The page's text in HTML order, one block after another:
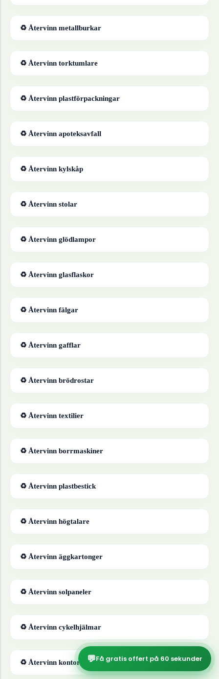
♻ Återvinn metallburkar
♻ Återvinn torktumlare
♻ Återvinn plastförpackningar
♻ Återvinn apoteksavfall
♻ Återvinn kylskåp
♻ Återvinn stolar
♻ Återvinn glödlampor
♻ Återvinn glasflaskor
♻ Återvinn fälgar
♻ Återvinn gafflar
♻ Återvinn brödrostar
♻ Återvinn textilier
♻ Återvinn borrmaskiner
♻ Återvinn plastbestick
♻ Återvinn högtalare
♻ Återvinn äggkartonger
♻ Återvinn solpaneler
♻ Återvinn cykelhjälmar
♻ Återvinn kontorspapper
💬Få gratis offert på 60 sekunder